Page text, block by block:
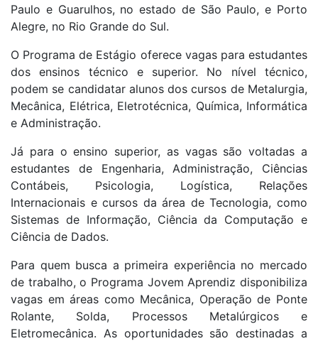
Paulo e Guarulhos, no estado de São Paulo, e Porto
Alegre, no Rio Grande do Sul.
O Programa de Estágio oferece vagas para estudantes
dos ensinos técnico e superior. No nível técnico,
podem se candidatar alunos dos cursos de Metalurgia,
Mecânica, Elétrica, Eletrotécnica, Química, Informática
e Administração.
Já para o ensino superior, as vagas são voltadas a
estudantes de Engenharia, Administração, Ciências
Contábeis, Psicologia, Logística, Relações
Internacionais e cursos da área de Tecnologia, como
Sistemas de Informação, Ciência da Computação e
Ciência de Dados.
Para quem busca a primeira experiência no mercado
de trabalho, o Programa Jovem Aprendiz disponibiliza
vagas em áreas como Mecânica, Operação de Ponte
Rolante, Solda, Processos Metalúrgicos e
Eletromecânica. As oportunidades são destinadas a